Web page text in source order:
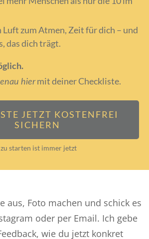
Luft zum Atmen, Zeit für dich – und
das dich trägt.
hiermit deiner Checkliste.
JETZT KOSTENFREI
SICHERN
starten ist immer jetzt
aus, Foto machen und schick es
oder per Email. Ich gebe
wie du jetzt konkret